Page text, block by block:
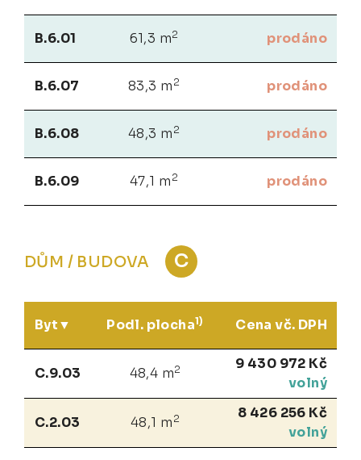
B.6.01 61,3 m2 prodáno
B.6.07 83,3 m 2 prodáno
B.6.08 48,3 m 2 prodáno
B.6.09 47,1 m 2 prodáno
DŮM / BUDOVA C
Byt Podl. plocha1) Cena vč. DPH
C.9.03 48,4 m2
9 430 972 Kč
volný
C.2.03 48,1 m 2
8 426 256 Kč
volný